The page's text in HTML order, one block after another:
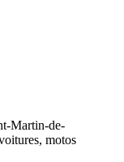
Martin-de-
motos